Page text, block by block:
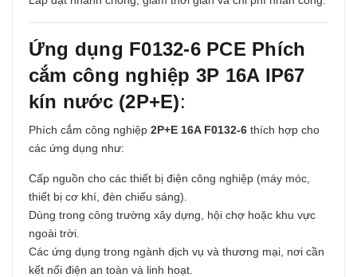
Ứng dụng F0132-6 PCE Phích
cắm công nghiệp 3P 16A IP67
kín nước (2P+E):
Phích cắm công nghiệp 2P+E 16A F0132-6 thích hợp cho
các ứng dụng như:
Cấp nguồn cho các thiết bị điện công nghiệp (máy móc,
thiết bị cơ khí, đèn chiếu sáng).
Dùng trong công trường xây dựng, hội chợ hoặc khu vực
ngoài trời.
Các ứng dụng trong ngành dịch vụ và thương mại, nơi cần
kết nối điện an toàn và linh hoạt.